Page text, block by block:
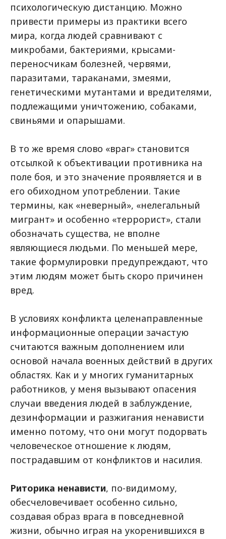
психологическую дистанцию. Можно
привести примеры из практики всего
мира, когда людей сравнивают с
микробами, бактериями, крысами-
переносчикам болезней, червями,
паразитами, тараканами, змеями,
генетическими мутантами и вредителями,
подлежащими уничтожению, собаками,
свиньями и опарышами.
В то же время слово «враг» становится
отсылкой к объективации противника на
поле боя, и это значение проявляется и в
его обиходном употреблении. Такие
термины, как «неверный», «нелегальный
мигрант» и особенно «террорист», стали
обозначать существа, не вполне
являющиеся людьми. По меньшей мере,
такие формулировки предупреждают, что
этим людям может быть скоро причинен
вред.
В условиях конфликта целенаправленные
информационные операции зачастую
считаются важным дополнением или
основой начала военных действий в других
областях. Как и у многих гуманитарных
работников, у меня вызывают опасения
случаи введения людей в заблуждение,
дезинформации и разжигания ненависти
именно потому, что они могут подорвать
человеческое отношение к людям,
пострадавшим от конфликтов и насилия.
Риторика ненависти, по-видимому,
обесчеловечивает особенно сильно,
создавая образ врага в повседневной
жизни, обычно играя на укоренившихся в